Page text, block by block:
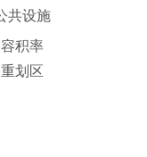
共设施
积率
划区